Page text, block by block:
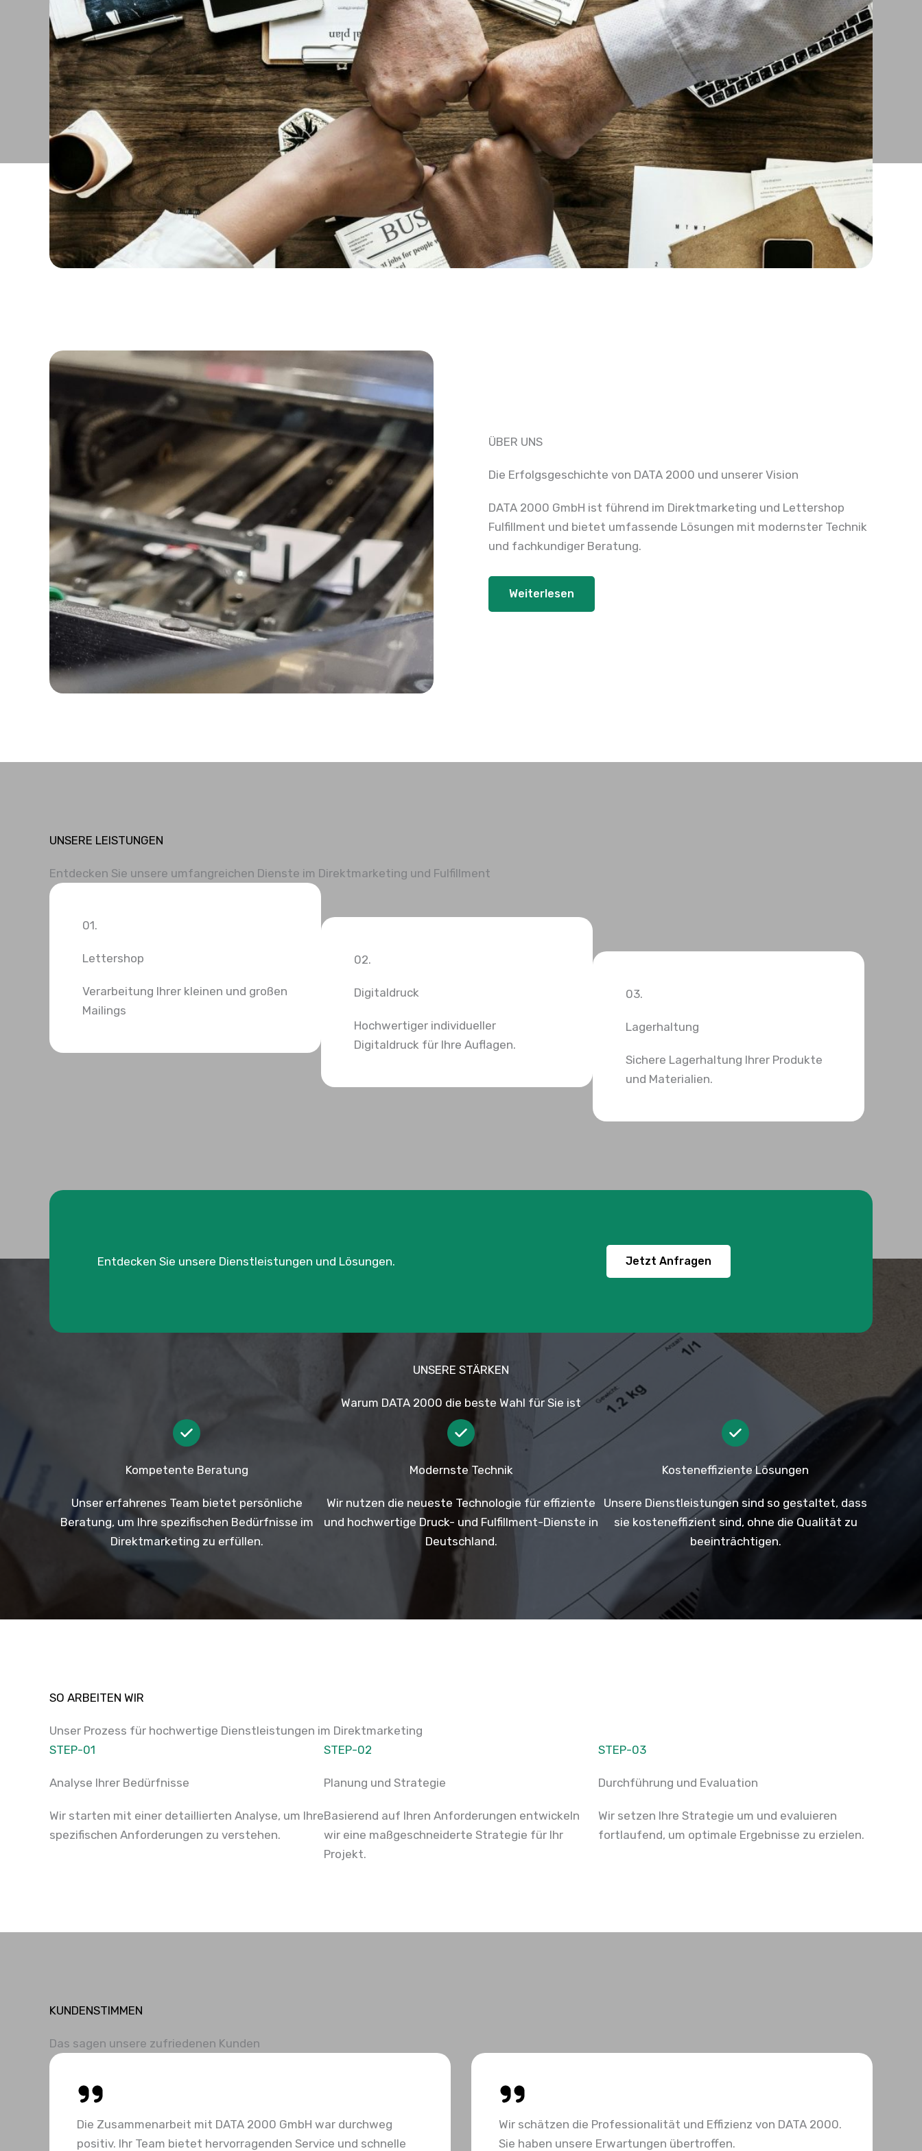
ÜBER UNS
Die Erfolgsgeschichte von DATA 2000 und unserer Vision
DATA 2000 GmbH ist führend im Direktmarketing und Lettershop
Fulfillment und bietet umfassende Lösungen mit modernster Technik
und fachkundiger Beratung.
Weiterlesen
UNSERE LEISTUNGEN
Entdecken Sie unsere umfangreichen Dienste im Direktmarketing und Fulfillment
01.
Lettershop
Verarbeitung Ihrer kleinen und großen
Mailings
02.
Digitaldruck
Hochwertiger individueller
Digitaldruck für Ihre Auflagen.
03.
Lagerhaltung
Sichere Lagerhaltung Ihrer Produkte
und Materialien.
Entdecken Sie unsere Dienstleistungen und Lösungen. Jetzt Anfragen
UNSERE STÄRKEN
Warum DATA 2000 die beste Wahl für Sie ist
Kompetente Beratung
Unser erfahrenes Team bietet persönliche
Beratung, um Ihre spezifischen Bedürfnisse im
Direktmarketing zu erfüllen.
Modernste Technik
Wir nutzen die neueste Technologie für effiziente
und hochwertige Druck- und Fulfillment-Dienste in
Deutschland.
Kosteneffiziente Lösungen
Unsere Dienstleistungen sind so gestaltet, dass
sie kosteneffizient sind, ohne die Qualität zu
beeinträchtigen.
SO ARBEITEN WIR
Unser Prozess für hochwertige Dienstleistungen im Direktmarketing
STEP-01
Analyse Ihrer Bedürfnisse
Wir starten mit einer detaillierten Analyse, um Ihre
spezifischen Anforderungen zu verstehen.
STEP-02
Planung und Strategie
Basierend auf Ihren Anforderungen entwickeln
wir eine maßgeschneiderte Strategie für Ihr
Projekt.
STEP-03
Durchführung und Evaluation
Wir setzen Ihre Strategie um und evaluieren
fortlaufend, um optimale Ergebnisse zu erzielen.
KUNDENSTIMMEN
Das sagen unsere zufriedenen Kunden
Die Zusammenarbeit mit DATA 2000 GmbH war durchweg
positiv. Ihr Team bietet hervorragenden Service und schnelle
Wir schätzen die Professionalität und Effizienz von DATA 2000.
Sie haben unsere Erwartungen übertroffen.